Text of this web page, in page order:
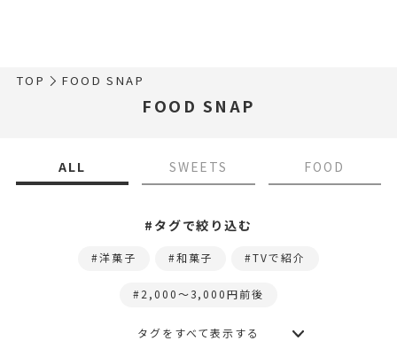
TOP FOOD SNAP
FOOD SNAP
ALL SWEETS FOOD
#タグで絞り込む
洋菓子 和菓子 TVで紹介
2,000〜3,000円前後
タグをすべて表示する